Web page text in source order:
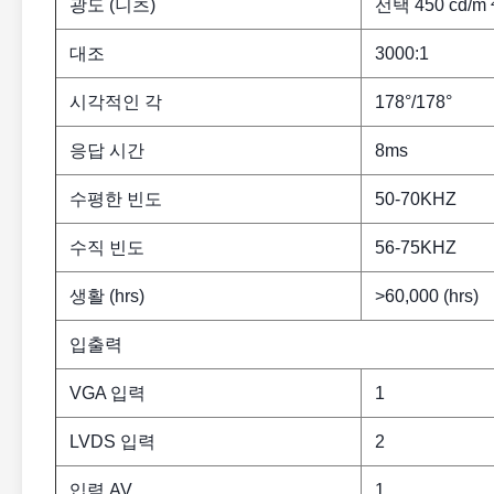
광도 (니츠) 선택 450 cd/m
대조 3000:1
시각적인 각 178°/178°
응답 시간 8ms
수평한 빈도 50-70KHZ
수직 빈도 56-75KHZ
생활 (hrs) >60,000 (hrs)
입출력
VGA 입력 1
LVDS 입력 2
입력 AV 1